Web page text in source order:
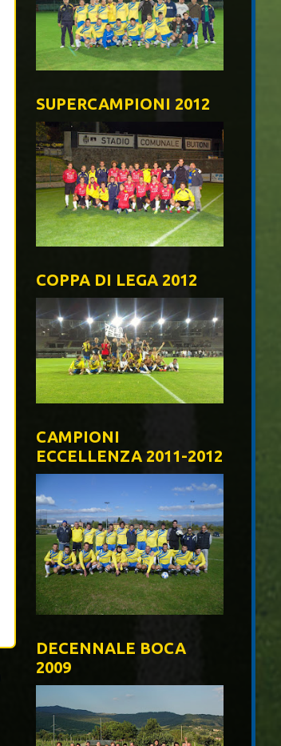
SUPERCAMPIONI 2012
COPPA DI LEGA 2012
CAMPIONI
ECCELLENZA 2011-2012
DECENNALE BOCA
2009